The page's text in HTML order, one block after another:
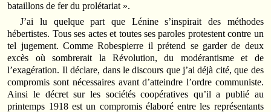
bataillons de fer du prolétariat ».
J’ai lu quelque part que Lénine s’inspirait des méthodes
hébertistes. Tous ses actes et toutes ses paroles protestent contre un
tel jugement. Comme Robespierre il prétend se garder de deux
excès où sombrerait la Révolution, du modérantisme et de
l’exagération. Il déclare, dans le discours que j’ai déjà cité, que des
compromis sont nécessaires avant d’atteindre l’ordre communiste.
Ainsi le décret sur les sociétés coopératives qu’il a publié au
printemps 1918 est un compromis élaboré entre les représentants